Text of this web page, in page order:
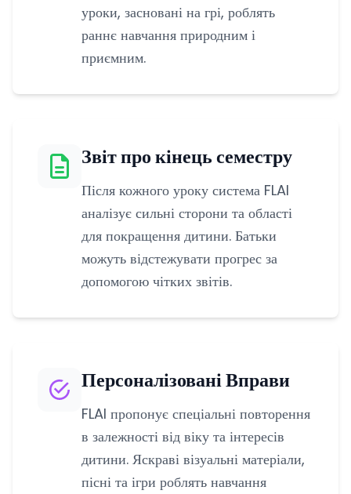
уроки, засновані на грі, роблять
раннє навчання природним і
приємним.
Звіт про кінець семестру
Після кожного уроку система FLAI
аналізує сильні сторони та області
для покращення дитини. Батьки
можуть відстежувати прогрес за
допомогою чітких звітів.
Персоналізовані Вправи
FLAI пропонує спеціальні повторення
в залежності від віку та інтересів
дитини. Яскраві візуальні матеріали,
пісні та ігри роблять навчання